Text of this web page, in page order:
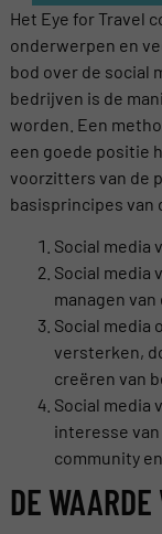
Het Eye for Travel
onderwerpen en
bod over de social
bedrijven is de
worden. Een
een goede positie
voorzitters van de
basisprincipes van
Social media
Social media
managen
Social media
versterken,
creëren van
Social media
interesse
community
DE